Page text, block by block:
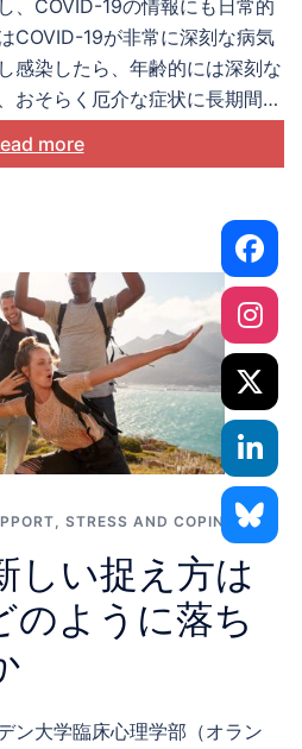
、COVID-19の情報にも日常的
COVID-19が非常に深刻な病気
感染したら、年齢的には深刻な
おそらく厄介な症状に長期間苦
の際には必ずマスクをつけ、そ
more
, STRESS AND COPING
しい捉え方は
のように落ち
大学臨床心理学部（オラン